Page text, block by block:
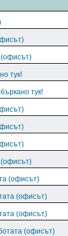
(офисът)
тук!
тук!
(офисът)
(офисът)
(офисът)
(офисът)
(офисът)